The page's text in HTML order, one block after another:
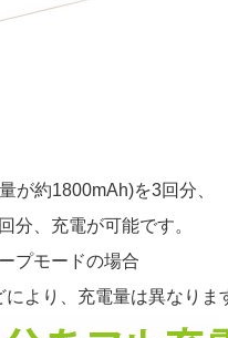
が約1800mAh)を3回分、
分、充電が可能です。
プモードの場合
より、充電量は異なりま